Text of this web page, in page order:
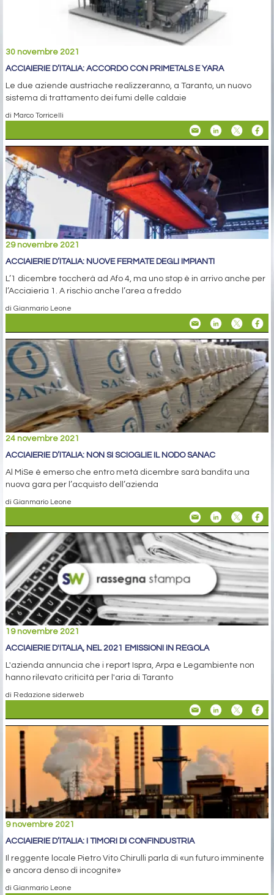
30 novembre 2021
ACCIAIERIE D’ITALIA: ACCORDO CON PRIMETALS E YARA
Le due aziende austriache realizzeranno, a Taranto, un nuovo
sistema di trattamento dei fumi delle caldaie
di Marco Torricelli
29 novembre 2021
ACCIAIERIE D’ITALIA: NUOVE FERMATE DEGLI IMPIANTI
L’1 dicembre toccherà ad Afo 4, ma uno stop è in arrivo anche per
l’Acciaieria 1. A rischio anche l’area a freddo
di Gianmario Leone
24 novembre 2021
ACCIAIERIE D’ITALIA: NON SI SCIOGLIE IL NODO SANAC
Al MiSe è emerso che entro metà dicembre sarà bandita una
nuova gara per l’acquisto dell’azienda
di Gianmario Leone
19 novembre 2021
ACCIAIERIE D'ITALIA, NEL 2021 EMISSIONI IN REGOLA
L'azienda annuncia che i report Ispra, Arpa e Legambiente non
hanno rilevato criticità per l'aria di Taranto
di Redazione siderweb
9 novembre 2021
ACCIAIERIE D’ITALIA: I TIMORI DI CONFINDUSTRIA
Il reggente locale Pietro Vito Chirulli parla di «un futuro imminente
e ancora denso di incognite»
di Gianmario Leone